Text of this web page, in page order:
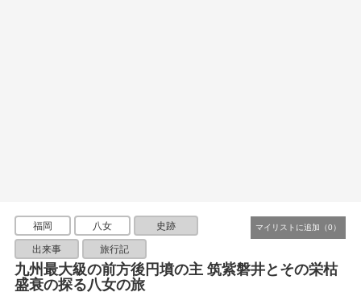
福岡 八女 史跡
出来事 旅行記
九州最大級の前方後円墳の主 筑紫磐井とその栄枯
盛衰の探る八女の旅